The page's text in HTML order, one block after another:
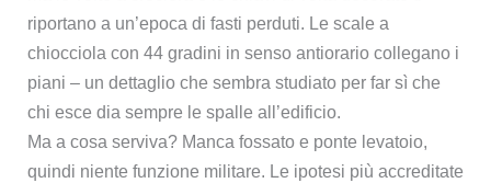
riportano a un’epoca di fasti perduti. Le scale a
chiocciola con 44 gradini in senso antiorario collegano i
piani – un dettaglio che sembra studiato per far sì che
chi esce dia sempre le spalle all’edificio.
Ma a cosa serviva? Manca fossato e ponte levatoio,
quindi niente funzione militare. Le ipotesi più accreditate